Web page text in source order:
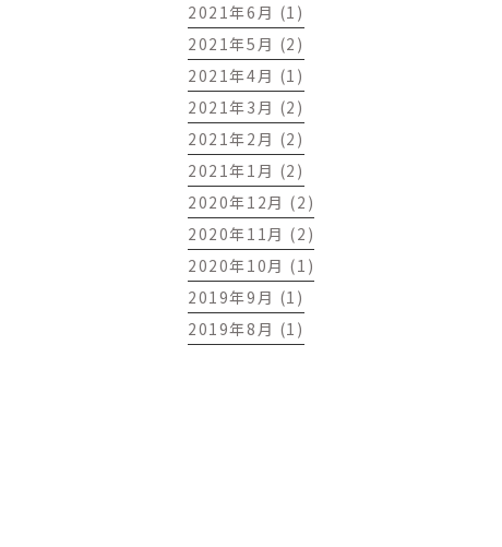
2021年6月 (1)
2021年5月 (2)
2021年4月 (1)
2021年3月 (2)
2021年2月 (2)
2021年1月 (2)
2020年12月 (2)
2020年11月 (2)
2020年10月 (1)
2019年9月 (1)
2019年8月 (1)